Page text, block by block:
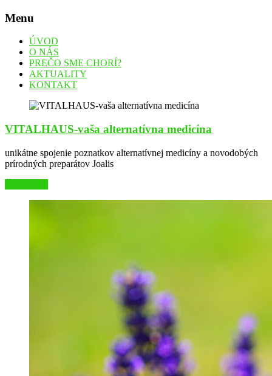
Vitalhaus
Alternatívna
medicína
Menu
ÚVOD
O NÁS
PREČO SME CHORÍ?
AKTUALITY
KONTAKT
VITALHAUS-vaša alternatívna medicína
unikátne spojenie poznatkov alternatívnej medicíny a novodobých
prírodných preparátov Joalis